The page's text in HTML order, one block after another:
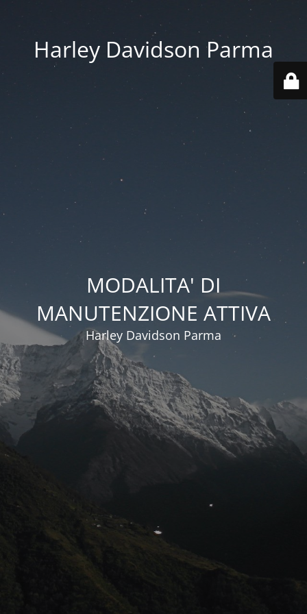
Harley Davidson Parma
MODALITA' DI
MANUTENZIONE ATTIVA
Harley Davidson Parma